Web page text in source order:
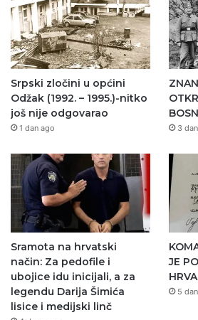
Srpski zločini u općini
Odžak (1992. – 1995.)-nitko
još nije odgovarao
1 dan ago 3
Sramota na hrvatski
način: Za pedofile i
ubojice idu inicijali, a za
legendu Darija Šimića
lisice i medijski linč
JE
5